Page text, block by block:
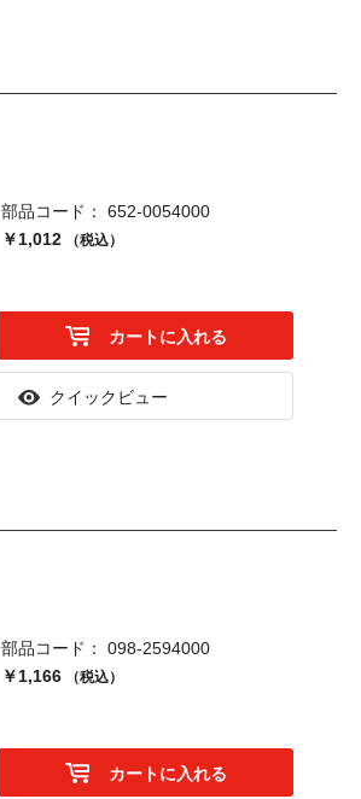
部品コード： 652-0054000
￥1,012 （税込）
カートに入れる
クイックビュー
部品コード： 098-2594000
￥1,166 （税込）
カートに入れる